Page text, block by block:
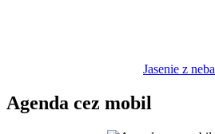
Jasenie z neba
Agenda cez mobil